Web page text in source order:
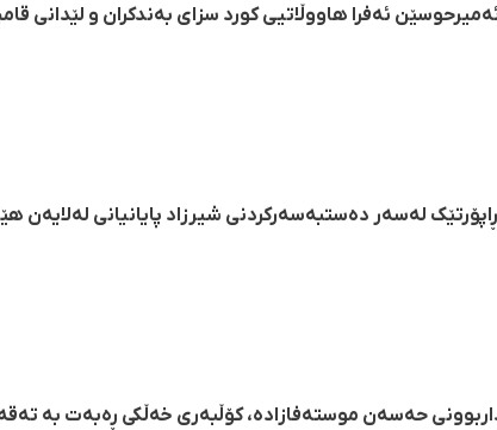
ئەفرا هاووڵاتیی کورد سزای بەندکران و لێدانی
لەسەر دەستبەسەرکردنی شیرزاد پایانیانی لەلایەن
حەسەن موستەفازادە، کۆڵبەری خەڵکی ڕەبەت بە